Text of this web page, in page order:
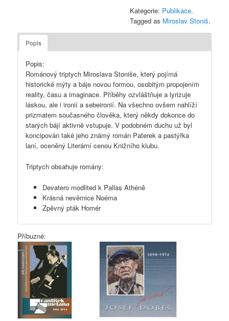
Kategorie: Publikace.
Tagged as Miroslav Stoniš.
Popis
Popis:
Románový triptych Miroslava Stoniše, který pojímá
historické mýty a báje novou formou, osobitým propojením
reality, času a imaginace. Příběhy ozvláštňuje a lyrizuje
láskou, ale i ironií a sebeironií. Na všechno ovšem nahlíží
prizmatem současného člověka, který někdy dokonce do
starých bájí aktivně vstupuje. V podobném duchu už byl
koncipován také jeho známý román Paterek a pastýřka
laní, oceněný Literární cenou Knižního klubu.
Triptych obsahuje romány:
Devatero modlited k Pallas Athéně
Krásná nevěrnice Noéma
Zpěvný pták Homér
Příbuzné: